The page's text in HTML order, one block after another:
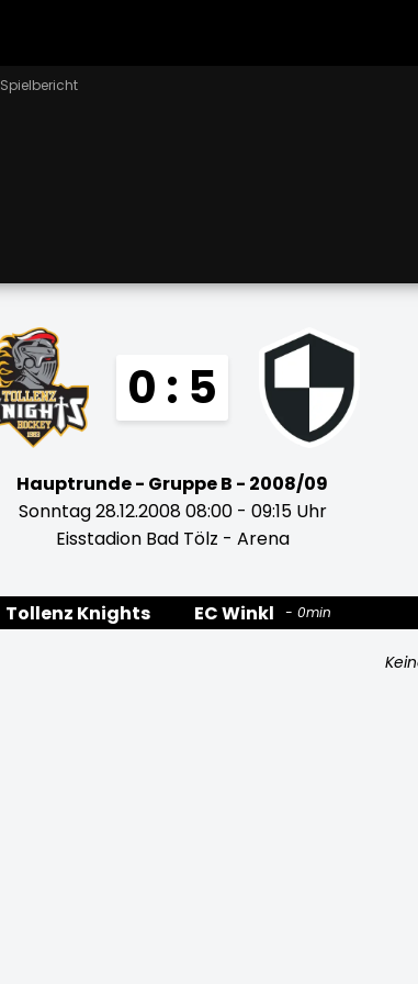
Spielbericht
0 : 5
Hauptrunde - Gruppe B - 2008/09
Sonntag 28.12.2008 08:00 - 09:15 Uhr
Eisstadion Bad Tölz - Arena
Tollenz Knights EC Winkl 0min